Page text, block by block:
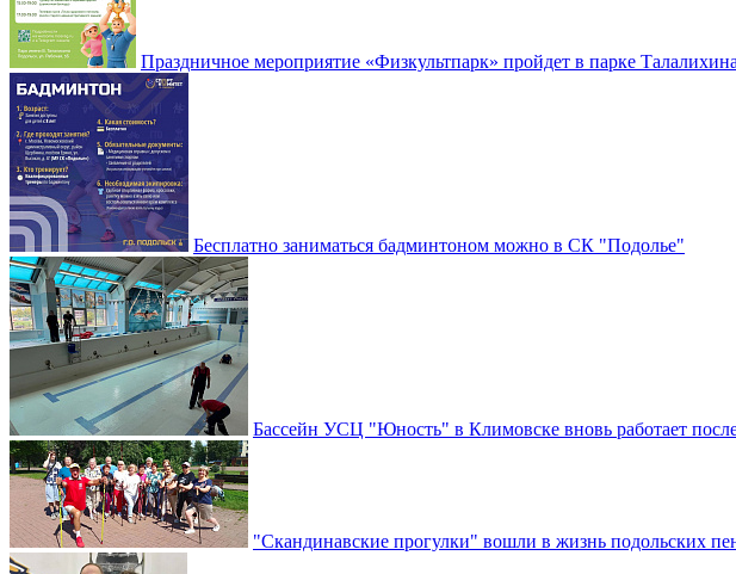
Праздничное мероприятие «Физкультпарк» пройдет в парке
Бесплатно заниматься бадминтоном можно в СК "Подолье"
Бассейн УСЦ "Юность" в Климовске вновь работает
"Скандинавские прогулки" вошли в жизнь подольских